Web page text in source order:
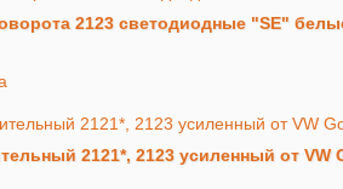
2123 светодиодные "SE"
2121*, 2123 усиленный от VW